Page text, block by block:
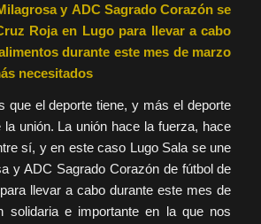
y ADC Sagrado Corazón se
Roja en Lugo para llevar a cabo
durante este mes de marzo
necesitados
que el deporte tiene, y más el deporte
unión. La unión hace la fuerza, hace
sí, y en este caso Lugo Sala se une
y ADC Sagrado Corazón de fútbol de
llevar a cabo durante este mes de
solidaria e importante en la que nos